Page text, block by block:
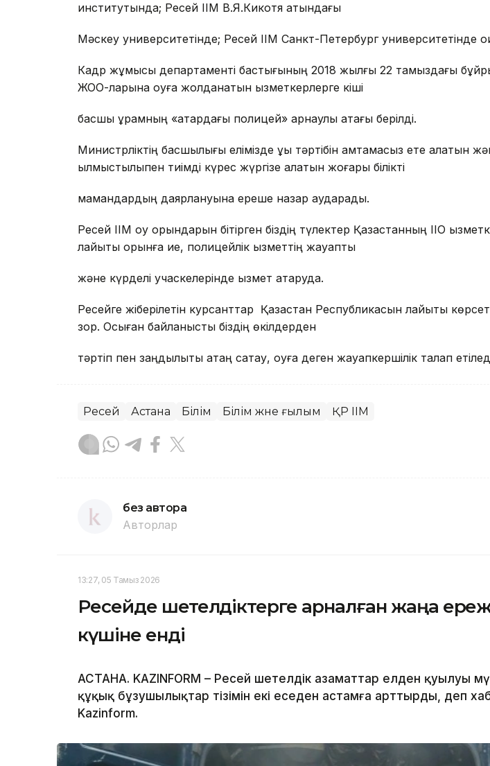
институтында; Ресей ІІМ В.Я.Кикотя атындағы
Мәскеу университетінде; Ресей ІІМ Санкт-Петербург университетінде
Кадр жұмысы департаменті бастығының 2018 жылғы 22 тамыздағы
ЖОО-ларына оқуға жолданатын қызметкерлерге кіші
басшы құрамның «қатардағы полицей» арнаулы атағы берілді.
Министрліктің басшылығы елімізде құқық тәртібін қамтамасыз ете алатын
қылмыстылықпен тиімді күрес жүргізе алатын жоғары білікті
мамандардың даярлануына ереше назар аударады.
Ресей ІІМ оқу орындарын бітірген біздің түлектер Қазақстанның ІІО
лайықты орынға ие, полицейлік қызметтің жауапты
және күрделі учаскелерінде қызмет атқаруда.
Ресейге жіберілетін курсанттар Қазақстан Республикасын лайықты
зор. Осыған байланысты біздің өкілдерден
тәртіп пен заңдылықты қатаң сақтау, оқуға деген жауапкершілік талап
Ресей Астана Білім Білім және ғылым ҚР ІІМ
без автора
Авторлар
13:27, 05 Тамыз 2026
Ресейде шетелдіктерге арналған жаңа
күшіне енді
АСТАНА. KAZINFORM – Ресей шетелдік азаматтар елден қуылуы
құқық бұзушылықтар тізімін екі еседен астамға арттырды, деп
Kazinform.